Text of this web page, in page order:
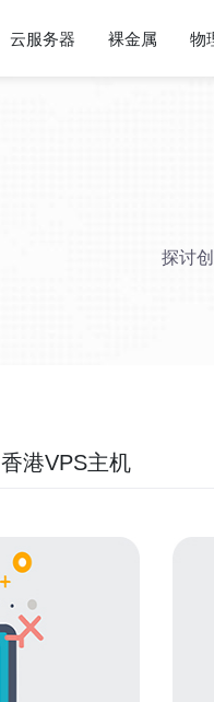
云服务器 裸金属 物
探讨
香港VPS主机